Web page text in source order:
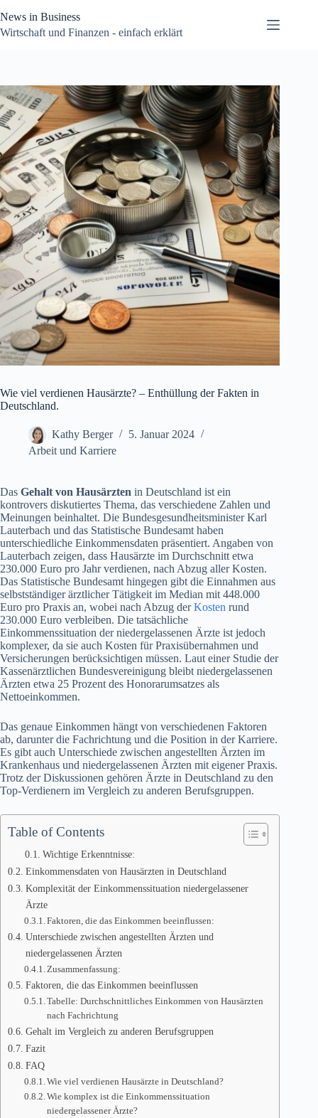
Inhalt
springen
News in Business
Wirtschaft und Finanzen - einfach erklärt
Wie viel verdienen Hausärzte? – Enthüllung der Fakten in
Deutschland.
Kathy Berger
5. Januar 2024
Arbeit und Karriere
Das Gehalt von Hausärzten in Deutschland ist ein
kontrovers diskutiertes Thema, das verschiedene Zahlen und
Meinungen beinhaltet. Die Bundesgesundheitsminister Karl
Lauterbach und das Statistische Bundesamt haben
unterschiedliche Einkommensdaten präsentiert. Angaben von
Lauterbach zeigen, dass Hausärzte im Durchschnitt etwa
230.000 Euro pro Jahr verdienen, nach Abzug aller Kosten.
Das Statistische Bundesamt hingegen gibt die Einnahmen aus
selbstständiger ärztlicher Tätigkeit im Median mit 448.000
Euro pro Praxis an, wobei nach Abzug derKosten rund
230.000 Euro verbleiben. Die tatsächliche
Einkommenssituation der niedergelassenen Ärzte ist jedoch
komplexer, da sie auch Kosten für Praxisübernahmen und
Versicherungen berücksichtigen müssen. Laut einer Studie der
Kassenärztlichen Bundesvereinigung bleibt niedergelassenen
Ärzten etwa 25 Prozent des Honorarumsatzes als
Nettoeinkommen.
Das genaue Einkommen hängt von verschiedenen Faktoren
ab, darunter die Fachrichtung und die Position in der Karriere.
Es gibt auch Unterschiede zwischen angestellten Ärzten im
Krankenhaus und niedergelassenen Ärzten mit eigener Praxis.
Trotz der Diskussionen gehören Ärzte in Deutschland zu den
Top-Verdienern im Vergleich zu anderen Berufsgruppen.
Table of Contents
Wichtige Erkenntnisse:
Einkommensdaten von Hausärzten in Deutschland
Komplexität der Einkommenssituation niedergelassener
Ärzte
Faktoren, die das Einkommen beeinflussen:
Unterschiede zwischen angestellten Ärzten und
niedergelassenen Ärzten
Zusammenfassung:
Faktoren, die das Einkommen beeinflussen
Tabelle: Durchschnittliches Einkommen von Hausärzten
nach Fachrichtung
Gehalt im Vergleich zu anderen Berufsgruppen
Fazit
FAQ
Wie viel verdienen Hausärzte in Deutschland?
Wie komplex ist die Einkommenssituation
niedergelassener Ärzte?